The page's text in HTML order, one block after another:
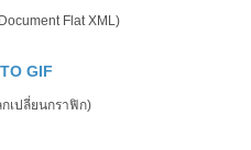
Flat XML)
GIF
เปลี่ยนกราฟิก)